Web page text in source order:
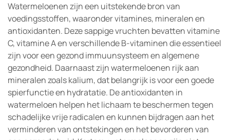
Watermeloenen zijn een uitstekende bron van
voedingsstoffen, waaronder vitamines, mineralen en
antioxidanten. Deze sappige vruchten bevatten vitamine
C, vitamine A en verschillende B-vitaminen die essentieel
zijn voor een gezond immuunsysteem en algemene
gezondheid. Daarnaast zijn watermeloenen rijk aan
mineralen zoals kalium, dat belangrijk is voor een goede
spierfunctie en hydratatie. De antioxidanten in
watermeloen helpen het lichaam te beschermen tegen
schadelijke vrije radicalen en kunnen bijdragen aan het
verminderen van ontstekingen en het bevorderen van